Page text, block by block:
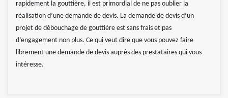
rapidement la gouttière, il est primordial de ne pas oublier la
réalisation d’une demande de devis. La demande de devis d’un
projet de débouchage de gouttière est sans frais et pas
d’engagement non plus. Ce qui veut dire que vous pouvez faire
librement une demande de devis auprès des prestataires qui vous
intéresse.